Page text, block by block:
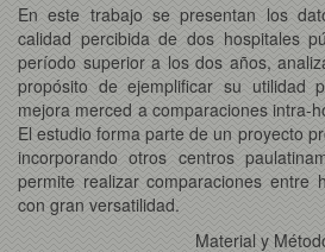
En este trabajo se presentan los
calidad percibida de dos hospitales
período superior a los dos años,
propósito de ejemplificar su utilidad
mejora merced a comparaciones intra-
El estudio forma parte de un proyecto
incorporando otros centros
permite realizar comparaciones entre
con gran versatilidad.
Material y